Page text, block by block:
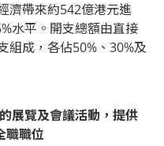
濟帶來約542億港元進
水平。開支總額由直接
組成，各佔50%、30%及
展覽及會議活動，提供
職職位